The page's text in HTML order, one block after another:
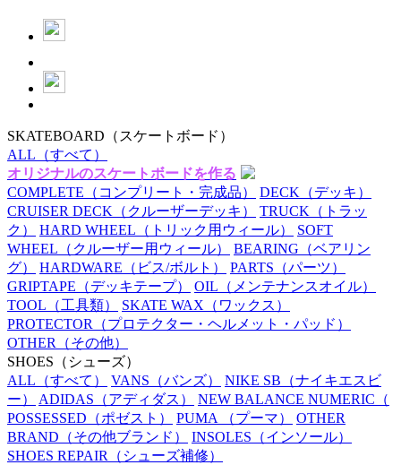
SKATEBOARD （スケートボード）
ALL （すべて）
オリジナルのスケートボードを作る
COMPLETE （コンプリート・完成品） DECK （デッキ）
CRUISER DECK （クルーザーデッキ） TRUCK （トラッ
ク）
HARD WHEEL （トリック用ウィール）
SOFT
WHEEL （クルーザー用ウィール） BEARING （ベアリン
グ）
HARDWARE （ビス/ボルト） PARTS （パーツ）
GRIPTAPE （デッキテープ） OIL （メンテナンスオイル）
TOOL （工具類） SKATE WAX （ワックス）
PROTECTOR （プロテクター・ヘルメット・パッド）
OTHER （その他）
SHOES （シューズ）
ALL （すべて） VANS （バンズ） NIKE SB （ナイキエスビ
ー）
ADIDAS （アディダス） NEW BALANCE NUMERIC （
POSSESSED （ポゼスト） PUMA （プーマ）
OTHER
BRAND （その他ブランド） INSOLES （インソール）
SHOES REPAIR （シューズ補修）